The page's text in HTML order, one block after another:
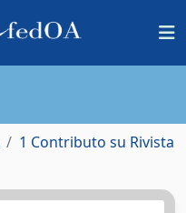
1 Contributo su Rivista